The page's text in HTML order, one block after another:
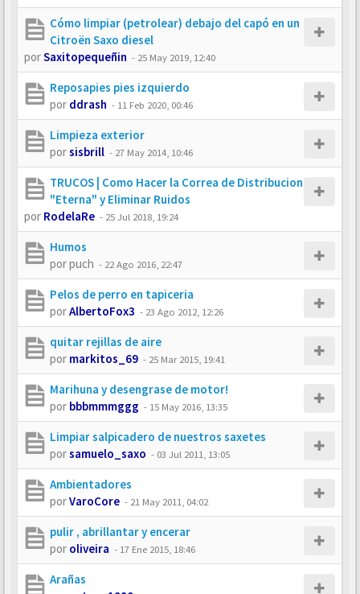
Cómo limpiar (petrolear) debajo del capó en un
Citroën Saxo diesel
porSaxitopequeñin - 25 May 2019, 12:40
Reposapies pies izquierdo
por ddrash - 11 Feb 2020, 00:46
Limpieza exterior
porsisbrill - 27 May 2014, 10:46
TRUCOS | Como Hacer la Correa de Distribucion
"Eterna" y Eliminar Ruidos
por RodelaRe - 25 Jul 2018, 19:24
Humos
porpuch - 22 Ago 2016, 22:47
Pelos de perro en tapiceria
porAlbertoFox3 - 23 Ago 2012, 12:26
quitar rejillas de aire
por markitos_69 - 25 Mar 2015, 19:41
Marihuna y desengrase de motor!
por bbbmmmggg - 15 May 2016, 13:35
Limpiar salpicadero de nuestros saxetes
porsamuelo_saxo - 03 Jul 2011, 13:05
Ambientadores
porVaroCore - 21 May 2011, 04:02
pulir , abrillantar y encerar
por oliveira - 17 Ene 2015, 18:46
Arañas